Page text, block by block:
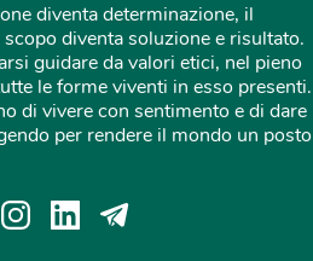
diventa determinazione, il
diventa soluzione e risultato.
guidare da valori etici, nel pieno
le forme viventi in esso presenti.
di vivere con sentimento e di dare
per rendere il mondo un posto